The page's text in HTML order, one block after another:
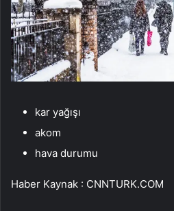
kar yağışı
akom
hava durumu
Haber Kaynak : CNNTURK.COM